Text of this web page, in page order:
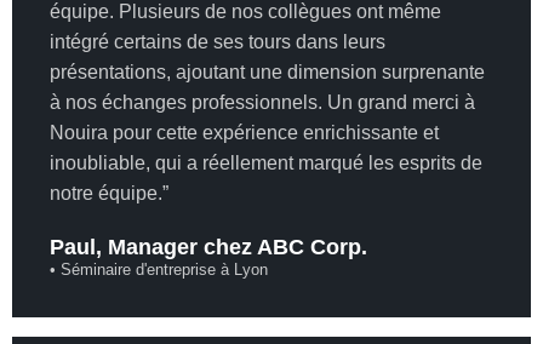
équipe. Plusieurs de nos collègues ont même
intégré certains de ses tours dans leurs
présentations, ajoutant une dimension surprenante
à nos échanges professionnels. Un grand merci à
Nouira pour cette expérience enrichissante et
inoubliable, qui a réellement marqué les esprits de
notre équipe.”
Paul, Manager chez ABC Corp.
• Séminaire d'entreprise à Lyon